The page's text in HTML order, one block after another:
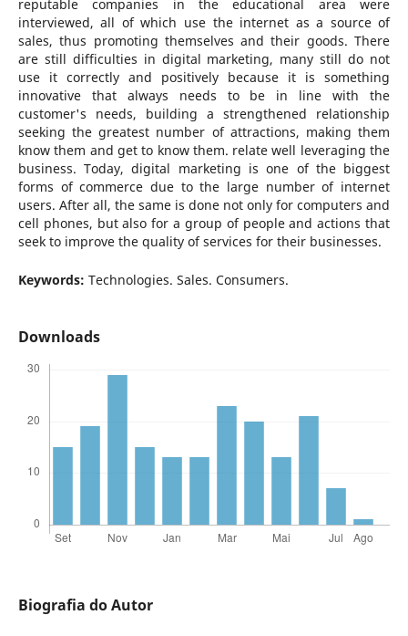
reputable companies in the educational area were
interviewed, all of which use the internet as a source of
sales, thus promoting themselves and their goods. There
are still difficulties in digital marketing, many still do not
use it correctly and positively because it is something
innovative that always needs to be in line with the
customer's needs, building a strengthened relationship
seeking the greatest number of attractions, making them
know them and get to know them. relate well leveraging the
business. Today, digital marketing is one of the biggest
forms of commerce due to the large number of internet
users. After all, the same is done not only for computers and
cell phones, but also for a group of people and actions that
seek to improve the quality of services for their businesses.
Keywords: Technologies. Sales. Consumers.
Downloads
Biografia do Autor